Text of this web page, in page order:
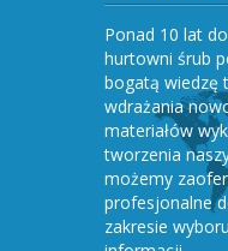
Ponad 10 lat
hurtowni śrub
bogatą wiedzę
wdrażania
materiałów
tworzenia
możemy
profesjonalne
zakresie